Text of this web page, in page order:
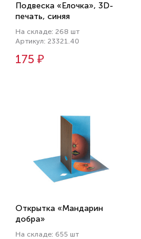
Подвеска «Елочка», 3D-
печать, синяя
На складе: 268 шт
Артикул: 23321.40
175 ₽
Открытка «Мандарин
добра»
На складе: 655 шт